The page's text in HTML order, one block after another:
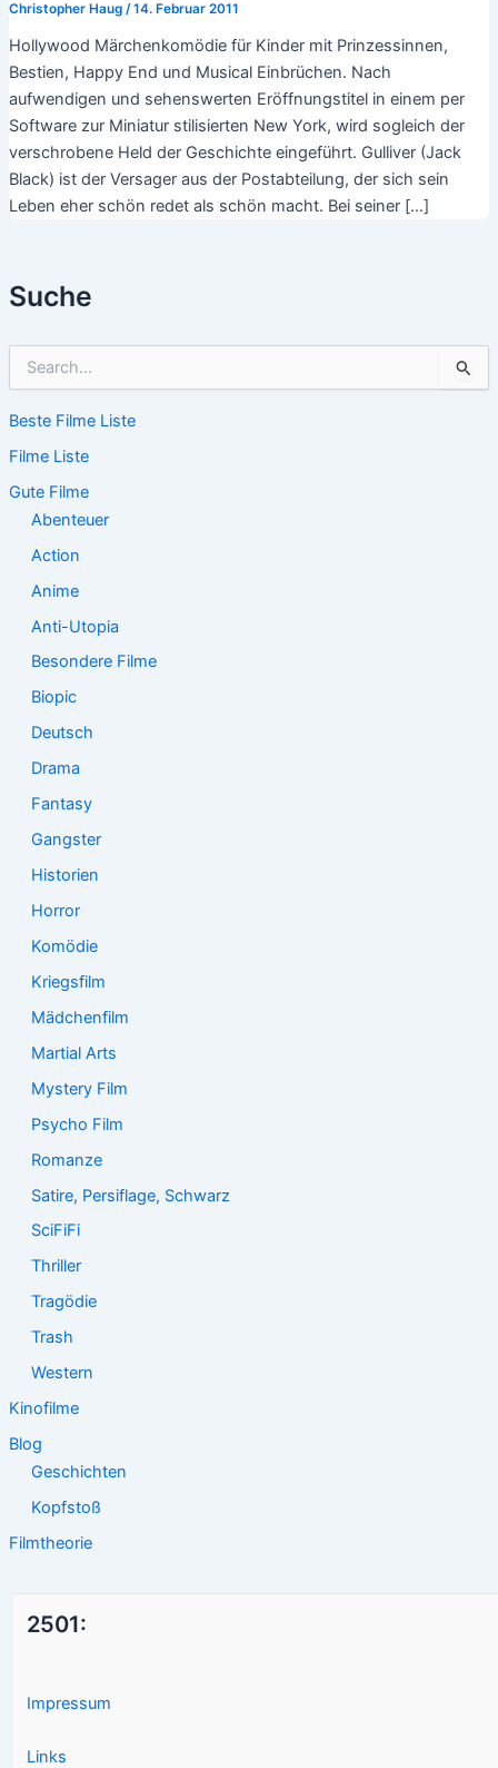
Suche
h
n
n
Beste Filme Liste
Filme Liste
Gute Filme
Abenteuer
Action
Anime
Anti-Utopia
Besondere Filme
Biopic
Deutsch
Drama
Fantasy
Gangster
Historien
Horror
Komödie
Kriegsfilm
Mädchenfilm
Martial Arts
Mystery Film
Psycho Film
Romanze
Satire, Persiflage, Schwarz
SciFiFi
Thriller
Tragödie
Trash
Western
Kinofilme
Blog
Geschichten
Kopfstoß
Filmtheorie
Christopher Haug /14. Februar 2011
Hollywood Märchenkomödie für Kinder mit Prinzessinnen,
Bestien, Happy End und Musical Einbrüchen. Nach
aufwendigen und sehenswerten Eröffnungstitel in einem per
Software zur Miniatur stilisierten New York, wird sogleich der
verschrobene Held der Geschichte eingeführt. Gulliver (Jack
Black) ist der Versager aus der Postabteilung, der sich sein
Leben eher schön redet als schön macht. Bei seiner […]
2501:
Impressum
Links